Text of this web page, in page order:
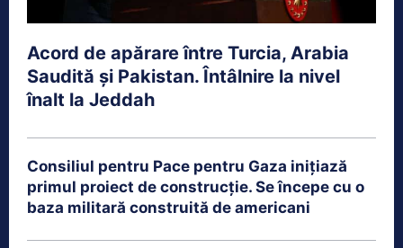
Acord de apărare între Turcia, Arabia
Saudită și Pakistan. Întâlnire la nivel
înalt la Jeddah
Consiliul pentru Pace pentru Gaza inițiază
primul proiect de construcție. Se începe cu o
baza militară construită de americani